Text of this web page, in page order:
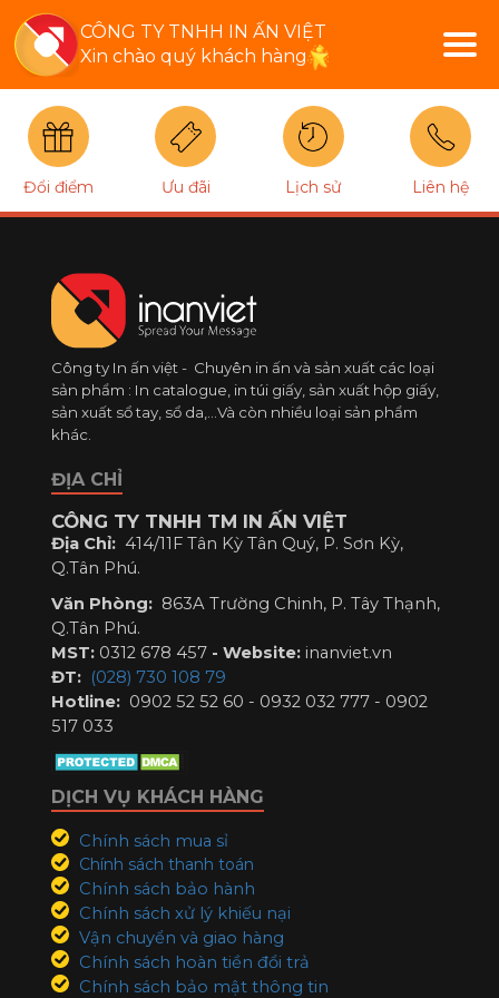
CÔNG TY TNHH IN ẤN VIỆT
Xin chào quý khách hàng
Đổi điểm Ưu đãi Lịch sử Liên hệ
Công ty In ấn việt - Chuyên in ấn và sản xuất các loại
sản phẩm : In catalogue, in túi giấy, sản xuất hộp giấy,
sản xuất sổ tay, sổ da,...Và còn nhiều loại sản phẩm
khác.
ĐỊA CHỈ
CÔNG TY TNHH TM IN ẤN VIỆT
Địa Chỉ: 414/11F Tân Kỳ Tân Quý, P. Sơn Kỳ,
Q.Tân Phú.
Văn Phòng: 863A Trường Chinh, P. Tây Thạnh,
Q.Tân Phú.
MST: 0312 678 457- Website: inanviet.vn
ĐT: (028) 730 108 79
Hotline: 0902 52 52 60 - 0932 032 777 - 0902
517 033
DỊCH VỤ KHÁCH HÀNG
Chính sách mua sỉ
Chính sách thanh toán
Chính sách bảo hành
Chính sách xử lý khiếu nại
Vận chuyển và giao hàng
Chính sách hoàn tiền đổi trả
Chính sách bảo mật thông tin